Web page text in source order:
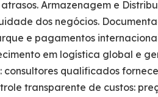
Armazenagem e
dos negócios.
e pagamentos
em logística global e
consultores qualificados
transparente de custos: